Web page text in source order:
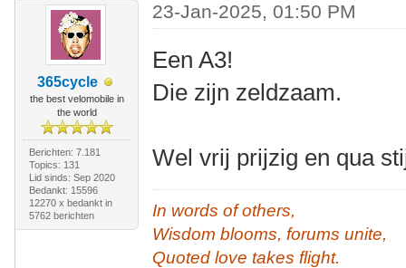
365cycle
the best velomobile in
the world
Berichten: 7.181
Topics: 131
Lid sinds: Sep 2020
Bedankt: 15596
12270 x bedankt in
5762 berichten
23-Jan-2025, 01:50 PM
Een A3!
Die zijn zeldzaam.
Wel vrij prijzig en qua
In words of others,
Wisdom blooms, forums unite,
Quoted love takes flight.